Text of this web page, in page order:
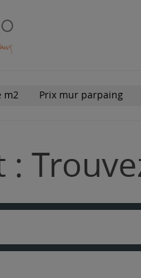
m2 Prix mur parpaing
: